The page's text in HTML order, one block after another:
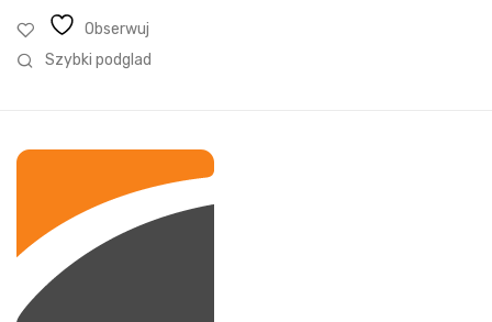
Obserwuj
Szybki podglad